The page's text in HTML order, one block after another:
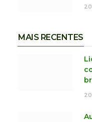
MAIS RECENTES